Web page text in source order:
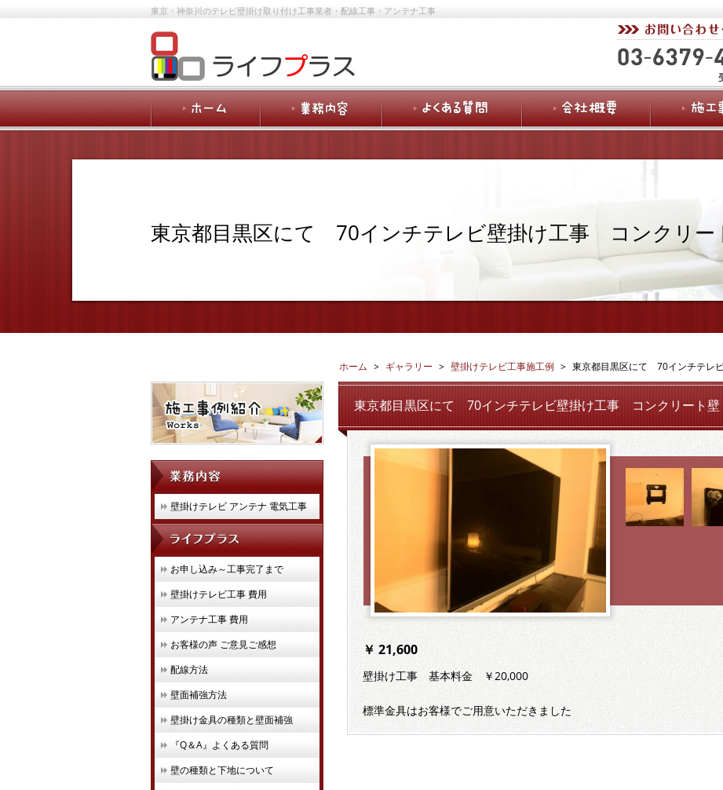
東京・神奈川のテレビ壁掛け取り付け工事業者・配線工事・アンテナ工事
東京都目黒区にて 70インチテレビ壁掛け工事 コンクリー
ホーム ギャラリー 壁掛けテレビ工事施工例 東京都目黒区にて 70インチテレ
東京都目黒区にて 70インチテレビ壁掛け工事 コンクリート壁
￥ 21,600
壁掛け工事 基本料金 ￥20,000
標準金具はお客様でご用意いただきました
壁掛けテレビ アンテナ 電気工事
お申し込み～工事完了まで
壁掛けテレビ工事 費用
アンテナ工事 費用
お客様の声 ご意見ご感想
配線方法
壁面補強方法
壁掛け金具の種類と壁面補強
『Q＆A』よくある質問
壁の種類と下地について